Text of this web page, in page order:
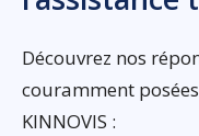
Découvrez nos
couramment
KINNOVIS :